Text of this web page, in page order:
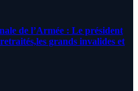
de l’Armée : Le président
grands invalides et